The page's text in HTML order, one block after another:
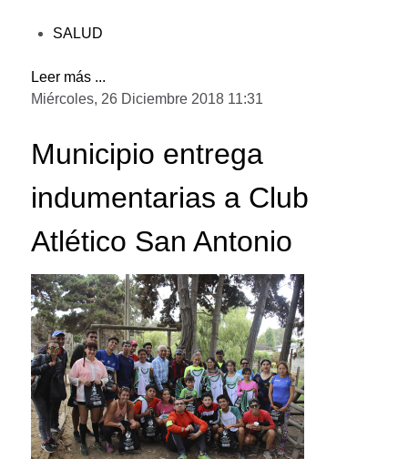
SALUD
Leer más ...
Miércoles, 26 Diciembre 2018 11:31
Municipio entrega
indumentarias a Club
Atlético San Antonio